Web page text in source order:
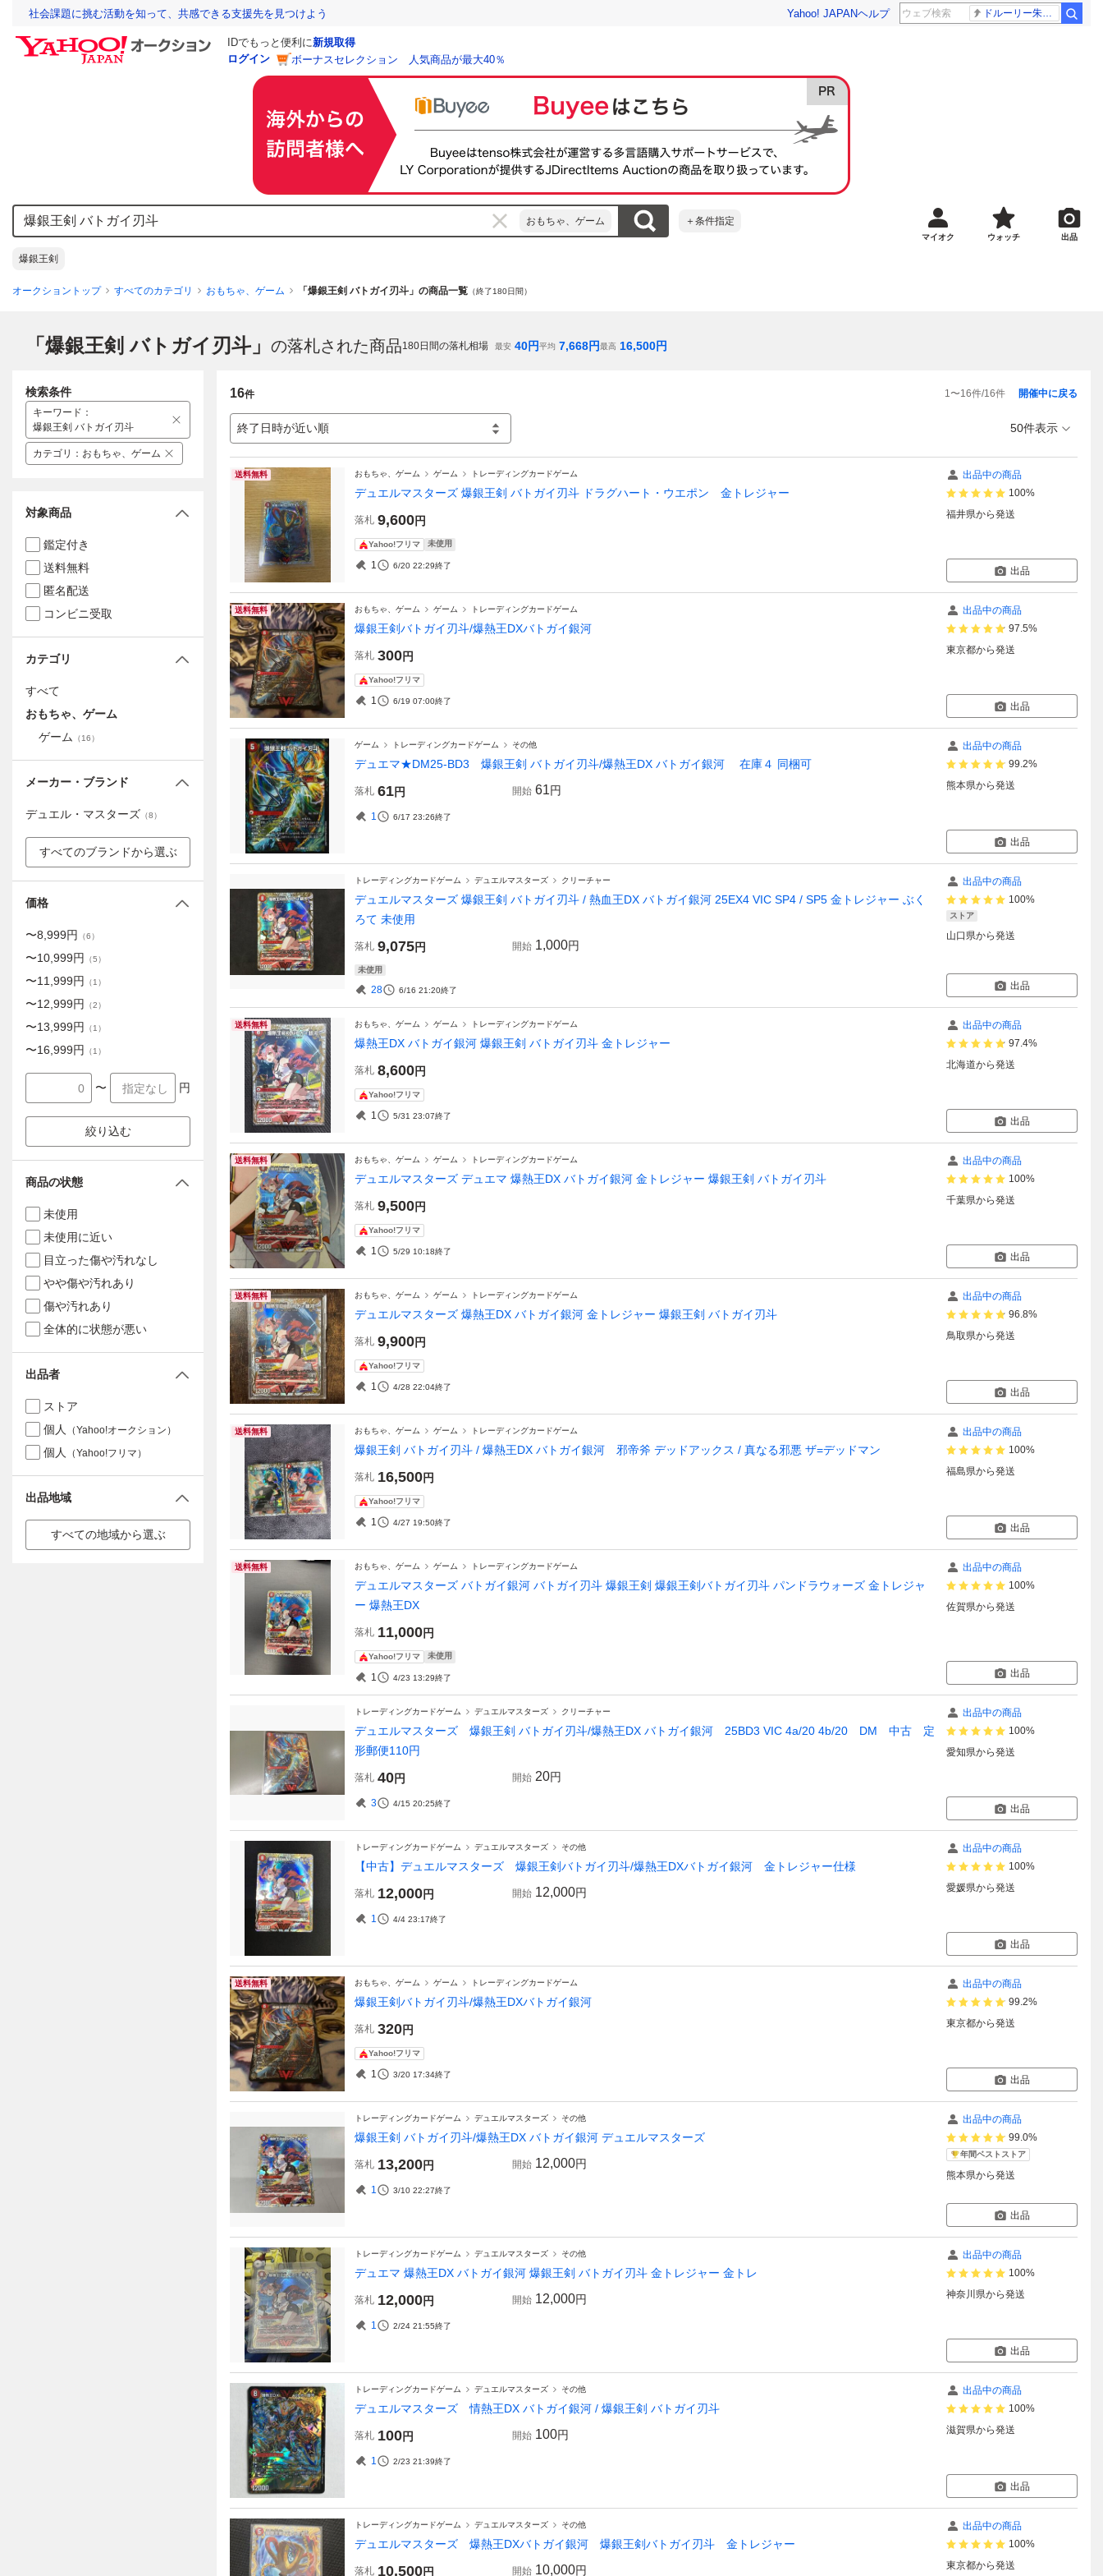
社会課題に挑む活動を知って、共感できる支援先を見つけよう Yahoo! JAPANヘルプ ドルーリー朱瑛里 木田美緒莉
IDでもっと便利に新規取得
ログイン
ボーナスセレクション 人気商品が最大40％
おもちゃ、ゲーム ＋条件指定
爆銀王剣
マイオク ウォッチ 出品
オークショントップ すべてのカテゴリ おもちゃ、ゲーム 「爆銀王剣 バトガイ刃斗」の商品一覧 （終了180日間）
「爆銀王剣 バトガイ刃斗」 の落札された商品180日間の落札相場 最安 40円平均 7,668円最高 16,500円
16件 1〜16件/16件
終了日時が近い順
開催中に戻る
50件表示
送料無料 おもちゃ、ゲーム ゲーム トレーディングカードゲーム
デュエルマスターズ 爆銀王剣 バトガイ刃斗 ドラグハート・ウエポン 金トレジャー
落札 9,600円
Yahoo!フリマ 未使用
1 6/20 22:29終了
出品中の商品
100%
福井県から発送
出品
送料無料 おもちゃ、ゲーム ゲーム トレーディングカードゲーム
爆銀王剣バトガイ刃斗/爆熱王DXバトガイ銀河
落札 300円
Yahoo!フリマ
1 6/19 07:00終了
出品中の商品
97.5%
東京都から発送
出品
ゲーム トレーディングカードゲーム その他
デュエマ★DM25-BD3 爆銀王剣 バトガイ刃斗/爆熱王DX バトガイ銀河 在庫４ 同梱可
落札 61円 開始 61円
1 6/17 23:26終了
出品中の商品
99.2%
熊本県から発送
出品
トレーディングカードゲーム デュエルマスターズ クリーチャー
デュエルマスターズ 爆銀王剣 バトガイ刃斗 / 熱血王DX バトガイ銀河 25EX4 VIC SP4 / SP5 金トレジャー ぶく
ろて 未使用
落札 9,075円 開始 1,000円
未使用
28 6/16 21:20終了
出品中の商品
100%
ストア
山口県から発送
出品
送料無料 おもちゃ、ゲーム ゲーム トレーディングカードゲーム
爆熱王DX バトガイ銀河 爆銀王剣 バトガイ刃斗 金トレジャー
落札 8,600円
Yahoo!フリマ
1 5/31 23:07終了
出品中の商品
97.4%
北海道から発送
出品
送料無料 おもちゃ、ゲーム ゲーム トレーディングカードゲーム
デュエルマスターズ デュエマ 爆熱王DX バトガイ銀河 金トレジャー 爆銀王剣 バトガイ刃斗
落札 9,500円
Yahoo!フリマ
1 5/29 10:18終了
出品中の商品
100%
千葉県から発送
出品
送料無料 おもちゃ、ゲーム ゲーム トレーディングカードゲーム
デュエルマスターズ 爆熱王DX バトガイ銀河 金トレジャー 爆銀王剣 バトガイ刃斗
落札 9,900円
Yahoo!フリマ
1 4/28 22:04終了
出品中の商品
96.8%
鳥取県から発送
出品
送料無料 おもちゃ、ゲーム ゲーム トレーディングカードゲーム
爆銀王剣 バトガイ刃斗 / 爆熱王DX バトガイ銀河 邪帝斧 デッドアックス / 真なる邪悪 ザ=デッドマン
落札 16,500円
Yahoo!フリマ
1 4/27 19:50終了
出品中の商品
100%
福島県から発送
出品
送料無料 おもちゃ、ゲーム ゲーム トレーディングカードゲーム
デュエルマスターズ バトガイ銀河 バトガイ刃斗 爆銀王剣 爆銀王剣バトガイ刃斗 パンドラウォーズ 金トレジャ
ー 爆熱王DX
落札 11,000円
Yahoo!フリマ 未使用
1 4/23 13:29終了
出品中の商品
100%
佐賀県から発送
出品
トレーディングカードゲーム デュエルマスターズ クリーチャー
デュエルマスターズ 爆銀王剣 バトガイ刃斗/爆熱王DX バトガイ銀河 25BD3 VIC 4a/20 4b/20 DM 中古 定
形郵便110円
落札 40円 開始 20円
3 4/15 20:25終了
出品中の商品
100%
愛知県から発送
出品
トレーディングカードゲーム デュエルマスターズ その他
【中古】デュエルマスターズ 爆銀王剣バトガイ刃斗/爆熱王DXバトガイ銀河 金トレジャー仕様
落札 12,000円 開始 12,000円
1 4/4 23:17終了
出品中の商品
100%
愛媛県から発送
出品
送料無料 おもちゃ、ゲーム ゲーム トレーディングカードゲーム
爆銀王剣バトガイ刃斗/爆熱王DXバトガイ銀河
落札 320円
Yahoo!フリマ
1 3/20 17:34終了
出品中の商品
99.2%
東京都から発送
出品
トレーディングカードゲーム デュエルマスターズ その他
爆銀王剣 バトガイ刃斗/爆熱王DX バトガイ銀河 デュエルマスターズ
落札 13,200円 開始 12,000円
1 3/10 22:27終了
出品中の商品
99.0%
年間ベストストア
熊本県から発送
出品
トレーディングカードゲーム デュエルマスターズ その他
デュエマ 爆熱王DX バトガイ銀河 爆銀王剣 バトガイ刃斗 金トレジャー 金トレ
落札 12,000円 開始 12,000円
1 2/24 21:55終了
出品中の商品
100%
神奈川県から発送
出品
トレーディングカードゲーム デュエルマスターズ その他
デュエルマスターズ 情熱王DX バトガイ銀河 / 爆銀王剣 バトガイ刃斗
落札 100円 開始 100円
1 2/23 21:39終了
出品中の商品
100%
滋賀県から発送
出品
トレーディングカードゲーム デュエルマスターズ その他
デュエルマスターズ 爆熱王DXバトガイ銀河 爆銀王剣バトガイ刃斗 金トレジャー
落札 10,500円 開始 10,000円
出品中の商品
100%
東京都から発送
検索条件
キーワード ：
爆銀王剣 バトガイ刃斗
カテゴリ ： おもちゃ、ゲーム
対象商品
鑑定付き
送料無料
匿名配送
コンビニ受取
カテゴリ
すべて
おもちゃ、ゲーム
ゲーム
（16）
メーカー・ブランド
デュエル・マスターズ （8）
すべてのブランドから選ぶ
価格
〜8,999円 （6）
〜10,999円 （5）
〜11,999円 （1 ）
〜12,999円 （2）
〜13,999円 （1 ）
〜16,999円 （1 ）
〜 円
絞り込む
商品の状態
未使用
未使用に近い
目立った傷や汚れなし
やや傷や汚れあり
傷や汚れあり
全体的に状態が悪い
出品者
ストア
個人
（Yahoo!オークション）
個人 （Yahoo!フリマ）
出品地域
すべての地域から選ぶ